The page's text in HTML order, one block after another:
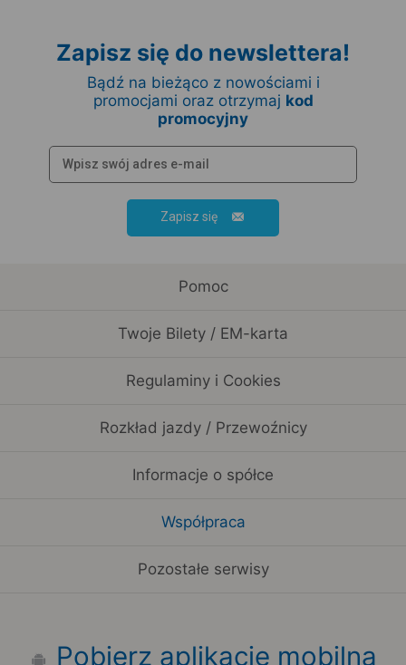
Zapisz się do newslettera!
Bądź na bieżąco z nowościami i
promocjami oraz otrzymaj kod
promocyjny
Zapisz się
Pomoc
Twoje Bilety / EM-karta
Regulaminy i Cookies
Rozkład jazdy / Przewoźnicy
Informacje o spółce
Współpraca
Pozostałe serwisy
Pobierz aplikację mobilną